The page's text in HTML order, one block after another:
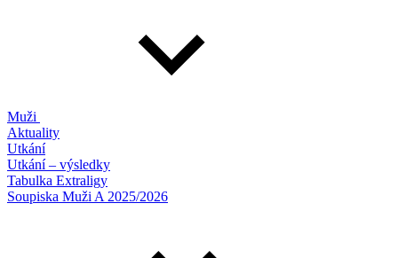
Muži
Aktuality
Utkání
Utkání – výsledky
Tabulka Extraligy
Soupiska Muži A 2025/2026